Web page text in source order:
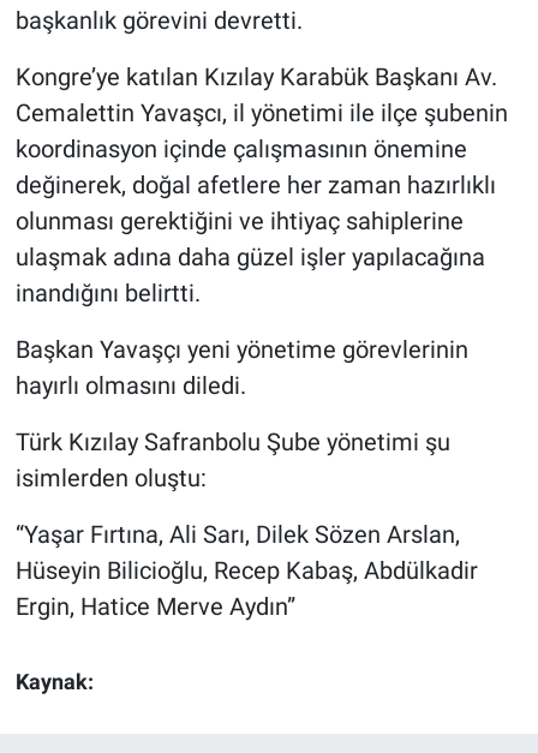
başkanlık görevini devretti.
Kongre’ye katılan Kızılay Karabük Başkanı Av.
Cemalettin Yavaşcı, il yönetimi ile ilçe şubenin
koordinasyon içinde çalışmasının önemine
değinerek, doğal afetlere her zaman hazırlıklı
olunması gerektiğini ve ihtiyaç sahiplerine
ulaşmak adına daha güzel işler yapılacağına
inandığını belirtti.
Başkan Yavaşçı yeni yönetime görevlerinin
hayırlı olmasını diledi.
Türk Kızılay Safranbolu Şube yönetimi şu
isimlerden oluştu:
“Yaşar Fırtına, Ali Sarı, Dilek Sözen Arslan,
Hüseyin Bilicioğlu, Recep Kabaş, Abdülkadir
Ergin, Hatice Merve Aydın”
Kaynak: